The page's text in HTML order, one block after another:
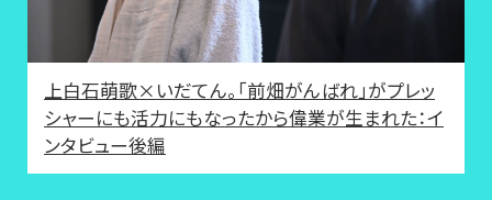
上白石萌歌×いだてん。「前畑がんばれ」がプレッ
シャーにも活力にもなったから偉業が生まれた：イ
ンタビュー後編